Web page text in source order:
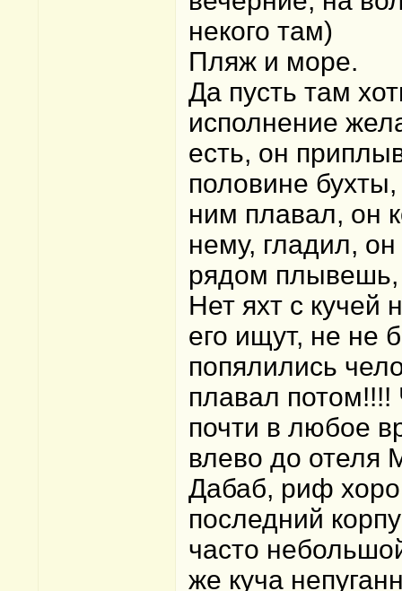
некого там)
Пляж и море.
Да пусть там
исполнение
есть, он
половине
ним плавал, он
нему, гладил,
рядом
Нет яхт с кучей
его ищут, не не
попялились
плавал
почти в любое
влево до отеля
Дабаб, риф
последний
часто
же куча